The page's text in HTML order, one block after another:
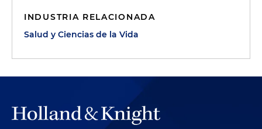
INDUSTRIA RELACIONADA
Salud y Ciencias de la Vida